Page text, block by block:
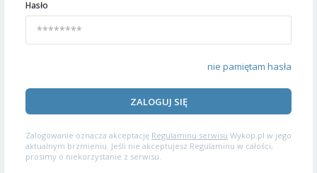
Hasło
nie pamiętam hasła
ZALOGUJ SIĘ
Zalogowanie oznacza akceptację Regulaminu serwisu Wykop.pl w jego
aktualnym brzmieniu. Jeśli nie akceptujesz Regulaminu w całości,
prosimy o niekorzystanie z serwisu.